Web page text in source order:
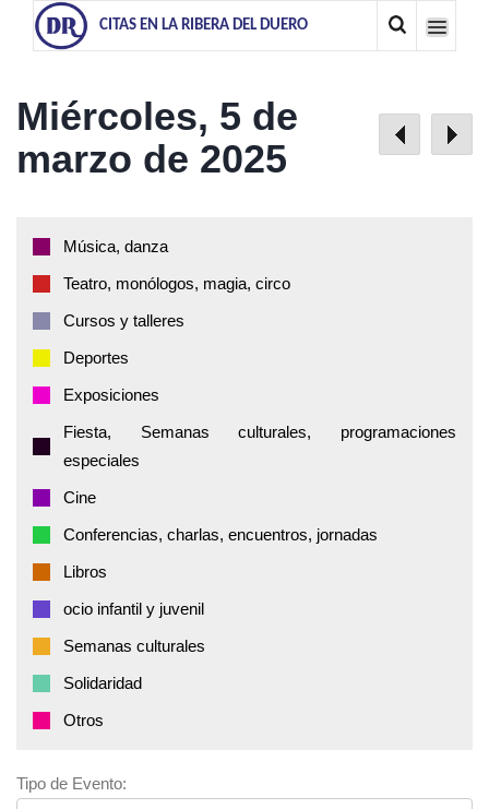
CITAS EN LA RIBERA DEL DUERO
Miércoles, 5 de
marzo de 2025
Música, danza
Teatro, monólogos, magia, circo
Cursos y talleres
Deportes
Exposiciones
Fiesta, Semanas culturales, programaciones
especiales
Cine
Conferencias, charlas, encuentros, jornadas
Libros
ocio infantil y juvenil
Semanas culturales
Solidaridad
Otros
Tipo de Evento: